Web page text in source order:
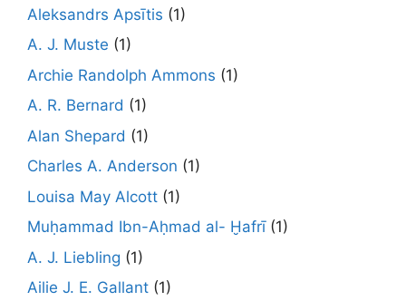
Aleksandrs Apsītis (1)
A. J. Muste (1)
Archie Randolph Ammons (1)
A. R. Bernard (1)
Alan Shepard (1)
Charles A. Anderson (1)
Louisa May Alcott (1)
Muḥammad Ibn-Aḥmad al- Ḫafrī(1)
A. J. Liebling (1)
Ailie J. E. Gallant (1)